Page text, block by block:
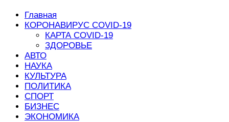
Главная
КОРОНАВИРУС COVID-19
КАРТА COVID-19
ЗДОРОВЬЕ
АВТО
НАУКА
КУЛЬТУРА
ПОЛИТИКА
СПОРТ
БИЗНЕС
ЭКОНОМИКА